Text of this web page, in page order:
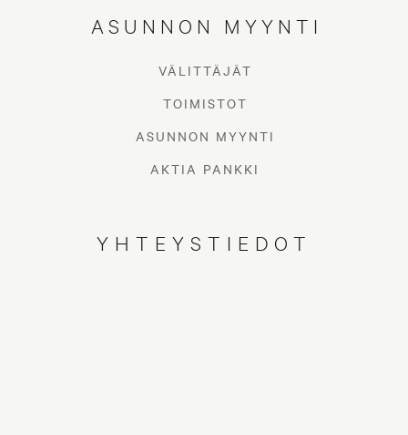
ASUNNON MYYNTI
VÄLITTÄJÄT
TOIMISTOT
ASUNNON MYYNTI
AKTIA PANKKI
YHTEYSTIEDOT